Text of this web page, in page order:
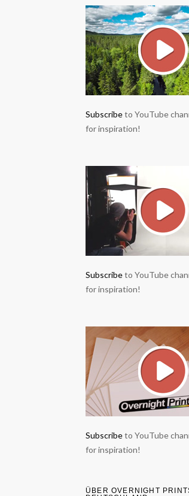
Subscribeto YouTube
for inspiration!
Subscribeto YouTube
for inspiration!
Subscribeto YouTube
for inspiration!
ÜBER OVERNIGHT